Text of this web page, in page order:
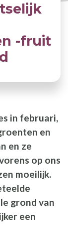
-fruit
in februari,
en
en ze
op ons
moeilijk.
grond van
venster
een